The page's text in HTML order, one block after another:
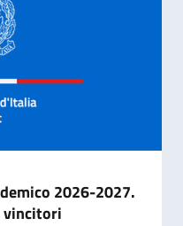
2026-2027.
vincitori